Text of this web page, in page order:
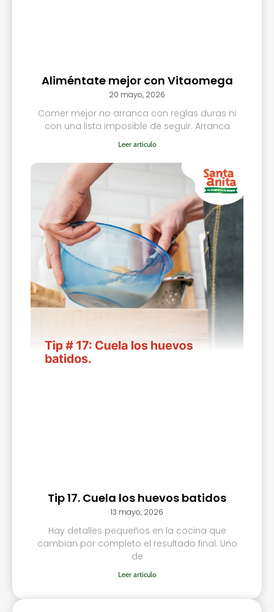
Aliméntate mejor con Vitaomega
20 mayo, 2026
Comer mejor no arranca con reglas duras ni
con una lista imposible de seguir. Arranca
Leer articulo
Tip 17. Cuela los huevos batidos
13 mayo, 2026
Hay detalles pequeños en la cocina que
cambian por completo el resultado final. Uno
de
Leer articulo